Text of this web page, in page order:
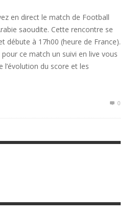
en direct le match de Football
saoudite. Cette rencontre se
débute à 17h00 (heure de France).
ce match un suivi en live vous
du score et les
0